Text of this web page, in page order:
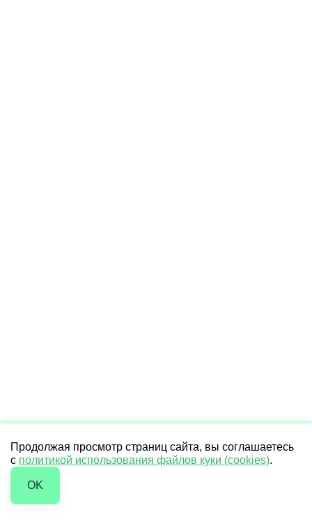
Продолжая просмотр страниц сайта, вы соглашаетесь
с политикой использования файлов куки (cookies).
OK